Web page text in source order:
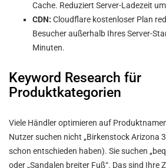
Cache. Reduziert Server-Ladezeit
CDN: Cloudflare kostenloser Plan
Besucher außerhalb Ihres Server-
Minuten.
Keyword Research für
Produktkategorien
Viele Händler optimieren auf
Nutzer suchen nicht „Birkenstock Arizona
schon entschieden haben). Sie suchen
oder „Sandalen breiter Fuß“. Das sind Ihre